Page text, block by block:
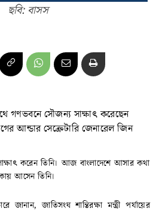
ছবি: বাসস
গণভবনে সৌজন্য সাক্ষাৎ করেছেন
আন্ডার সেক্রেটারি জেনারেল জিন
করেন তিনি। আজ বাংলাদেশে আসার কথা
আসেন তিনি।
জানান, জাতিসংঘ শান্তিরক্ষা মন্ত্রী পর্যায়ের